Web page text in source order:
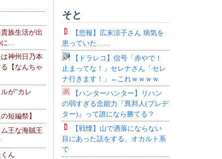
族生活が出
…
神州日乃本
【なんちゃ
が"カレ
短編祭】
王な海賊王
ん
そと
【悲報】広末涼子さん 病気を
患っていた……
【ドラレコ】信号「赤やで！
止まってな！」セレナさん「セレ
ナ行きます！」←これｗｗｗｗ
【ハンターハンター】リハン
の弱すぎる念能力『異邦人(プレデ
ター)』って誰になら勝てる？
【戦慄】山で洒落にならない
目にあった話をする、オカルト系
で